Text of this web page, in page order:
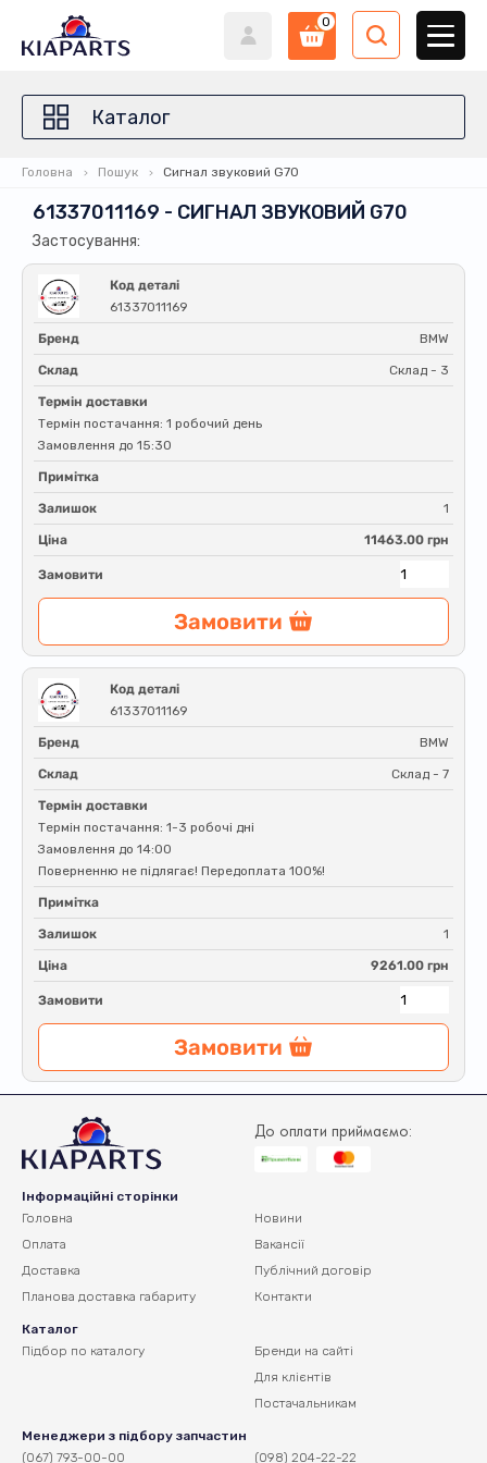
0
Каталог
Головна Пошук Сигнал звуковий G70
61337011169 - СИГНАЛ ЗВУКОВИЙ G70
Застосування:
Код деталі
61337011169
Бренд BMW
Склад Склад - 3
Термін доставки
Термін постачання: 1 робочий день
Замовлення до 15:30
Примітка
Залишок 1
Ціна 11463.00 грн
Замовити
Замовити
Код деталі
61337011169
Бренд BMW
Склад Склад - 7
Термін доставки
Термін постачання: 1-3 робочі дні
Замовлення до 14:00
Поверненню не підлягає! Передоплата 100%!
Примітка
Залишок 1
Ціна 9261.00 грн
Замовити
Замовити
До оплати приймаємо:
Інформаційні сторінки
Головна
Оплата
Доставка
Планова доставка габариту
Новини
Вакансії
Публічний договір
Контакти
Каталог
Підбор по каталогу
Бренди на сайті
Для клієнтів
Постачальникам
Менеджери з підбору запчастин
(067) 793-00-00
(098) 204-22-22